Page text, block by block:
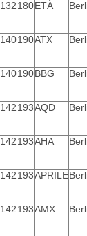
132180ETÀ
140190ATX
140190BBG
142193AQD
142193AHA
142193APRILE
142193AMX